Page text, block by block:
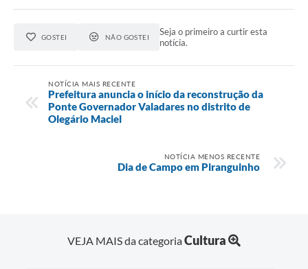
GOSTEI NÃO GOSTEI
Seja o primeiro a curtir esta
notícia.
NOTÍCIA MAIS RECENTE
Prefeitura anuncia o início da reconstrução da
Ponte Governador Valadares no distrito de
Olegário Maciel
NOTÍCIA MENOS RECENTE
Dia de Campo em Piranguinho
VEJA MAIS da categoriaCultura